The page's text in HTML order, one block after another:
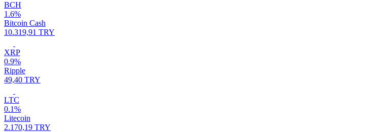
BCH
1.6%
Bitcoin Cash
10.319,91 TRY
XRP
0.9%
Ripple
49,40 TRY
LTC
0.1%
Litecoin
2.170,19 TRY